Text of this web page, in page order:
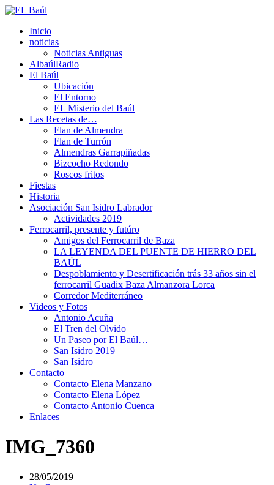
Inicio
noticias
Noticias Antiguas
AlbaúlRadio
El Baúl
Ubicación
El Entorno
EL Misterio del Baúl
Las Recetas de…
Flan de Almendra
Flan de Turrón
Almendras Garrapiñadas
Bizcocho Redondo
Roscos fritos
Fiestas
Historia
Asociación San Isidro Labrador
Actividades 2019
Ferrocarril, presente y futúro
Amigos del Ferrocarril de Baza
LA LEYENDA DEL PUENTE DE HIERRO DEL
BAÚL
Despoblamiento y Desertificación trás 33 años sin el
ferrocarril Guadix Baza Almanzora Lorca
Corredor Mediterráneo
Videos y Fotos
Antonio Acuña
El Tren del Olvido
Un Paseo por El Baúl…
San Isidro 2019
San Isidro
Contacto
Contacto Elena Manzano
Contacto Elena López
Contacto Antonio Cuenca
Enlaces
IMG_7360
28/05/2019